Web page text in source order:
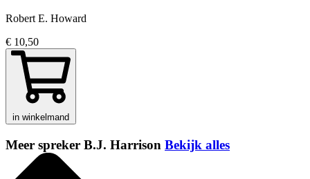
Robert E. Howard
€ 10,50
in winkelmand
Meer spreker B.J. Harrison Bekijk alles